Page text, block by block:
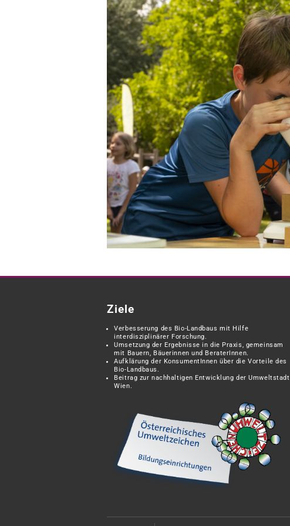
Ziele
Verbesserung des Bio-Landbaus mit Hilfe
interdisziplinärer Forschung.
Umsetzung der Ergebnisse in die Praxis, gemeinsam
mit Bauern, Bäuerinnen und BeraterInnen.
Aufklärung der KonsumentInnen über die Vorteile des
Bio-Landbaus.
Beitrag zur nachhaltigen Entwicklung der Umweltstadt
Wien.